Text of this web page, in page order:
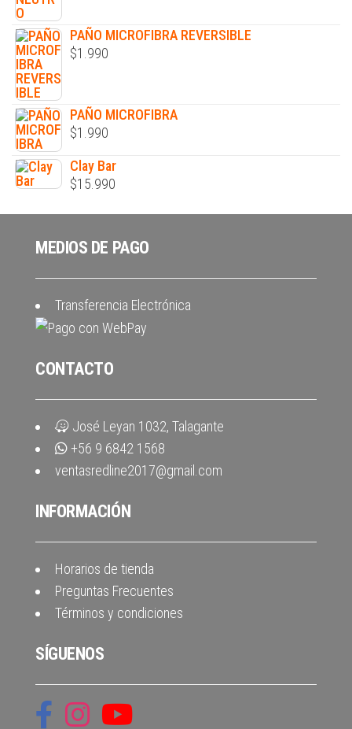
PAÑO MICROFIBRA REVERSIBLE
$1.990
PAÑO MICROFIBRA
$1.990
Clay Bar
$15.990
MEDIOS DE PAGO
Transferencia Electrónica
CONTACTO
José Leyan 1032, Talagante
+56 9 6842 1568
ventasredline2017@gmail.com
INFORMACIÓN
Horarios de tienda
Preguntas Frecuentes
Términos y condiciones
SÍGUENOS